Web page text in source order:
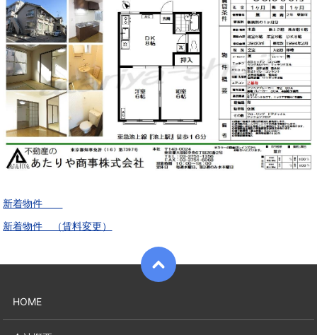
新着物件
新着物件 （賃料変更）
HOME